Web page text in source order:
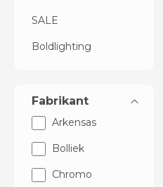
SALE
Boldlighting
Fabrikant
Arkensas
Bolliek
Chromo